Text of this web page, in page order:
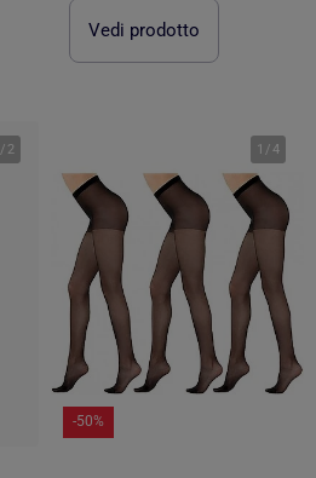
Vedi prodotto
/ 2 1 /4
-50%